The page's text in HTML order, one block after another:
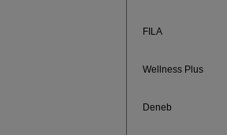
FILA
Wellness Plus
Deneb